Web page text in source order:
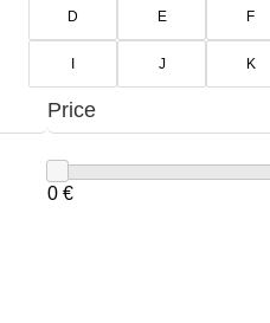
D E F
J K
Price
0 €